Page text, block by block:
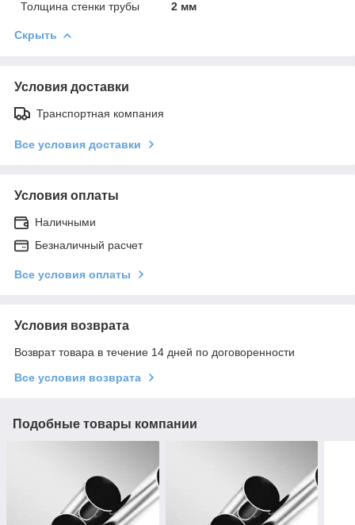
Толщина стенки трубы
2 мм
Скрыть
Условия доставки
Транспортная компания
Все условия доставки
Условия оплаты
Наличными
Безналичный расчет
Все условия оплаты
Условия возврата
Возврат товара в течение 14 дней по договоренности
Все условия возврата
Подобные товары компании